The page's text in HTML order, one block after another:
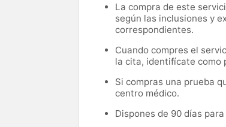
La compra de este
según las inclusiones y
correspondientes.
Cuando compres el
la cita, identifícate como
Si compras una prueba
centro médico.
Dispones de 90 días